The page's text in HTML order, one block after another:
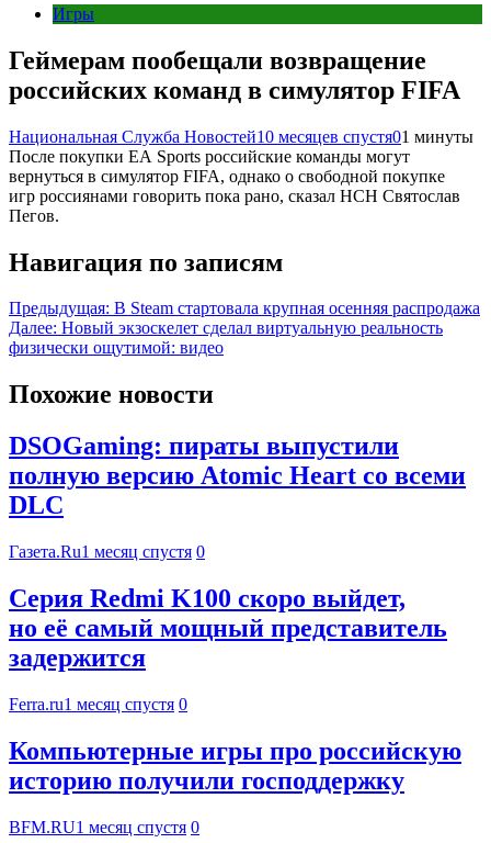
Игры
Геймерам пообещали возвращение
российских команд в симулятор FIFA
Национальная Служба Новостей10 месяцев спустя01 минуты
После покупки EA Sports российские команды могут
вернуться в симулятор FIFA, однако о свободной покупке
игр россиянами говорить пока рано, сказал НСН Святослав
Пегов.
Навигация по записям
Предыдущая: В Steam стартовала крупная осенняя распродажа
Далее: Новый экзоскелет сделал виртуальную реальность
физически ощутимой: видео
Похожие новости
DSOGaming: пираты выпустили
полную версию Atomic Heart со всеми
DLC
Газета.Ru1 месяц спустя 0
Серия Redmi K100 скоро выйдет,
но её самый мощный представитель
задержится
Ferra.ru1 месяц спустя 0
Компьютерные игры про российскую
историю получили господдержку
BFM.RU1 месяц спустя 0